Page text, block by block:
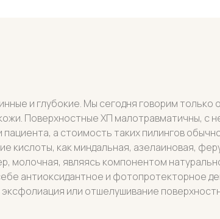
и глубокие. Мы сегодня говорим только
Поверхностные ХП малотравматичны, с
а стоимость таких пилингов
кислоты, как миндальная, азелаиновая,
молочная, являясь компонентом
антиоксидантное и фотопротекторное
или отшелушивание